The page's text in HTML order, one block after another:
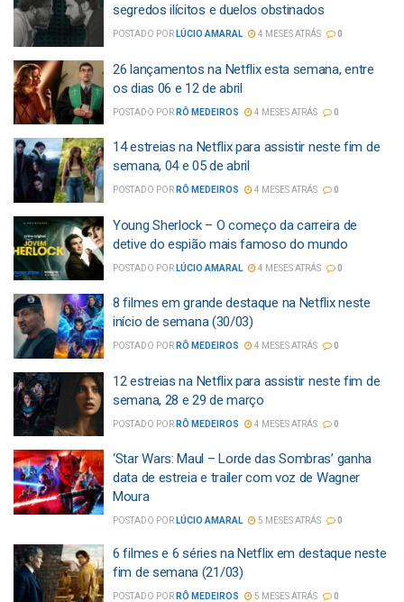
segredos ilícitos e duelos obstinados
POSTADO POR LÚCIO AMARAL 4 MESES ATRÁS 0
26 lançamentos na Netflix esta semana, entre
os dias 06 e 12 de abril
POSTADO POR RÔ MEDEIROS 4 MESES ATRÁS 0
14 estreias na Netflix para assistir neste fim de
semana, 04 e 05 de abril
POSTADO POR RÔ MEDEIROS 4 MESES ATRÁS 0
Young Sherlock – O começo da carreira de
detive do espião mais famoso do mundo
POSTADO POR LÚCIO AMARAL 4 MESES ATRÁS 0
8 filmes em grande destaque na Netflix neste
início de semana (30/03)
POSTADO POR RÔ MEDEIROS 4 MESES ATRÁS 0
12 estreias na Netflix para assistir neste fim de
semana, 28 e 29 de março
POSTADO POR RÔ MEDEIROS 4 MESES ATRÁS 0
‘Star Wars: Maul – Lorde das Sombras’ ganha
data de estreia e trailer com voz de Wagner
Moura
POSTADO POR LÚCIO AMARAL 5 MESES ATRÁS 0
6 filmes e 6 séries na Netflix em destaque neste
fim de semana (21/03)
POSTADO POR RÔ MEDEIROS 5 MESES ATRÁS 0